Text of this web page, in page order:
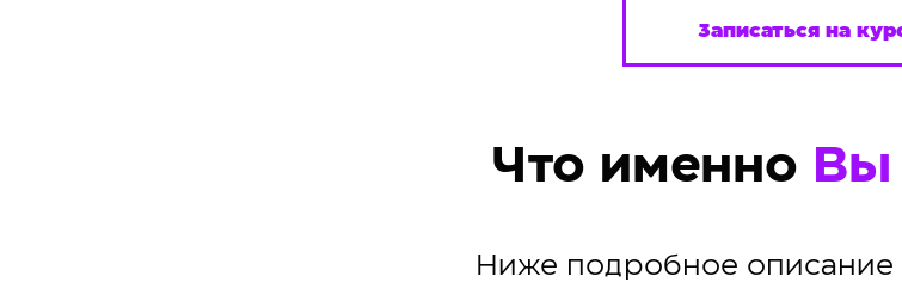
Записаться на
Что именно Вы
Ниже подробное описание